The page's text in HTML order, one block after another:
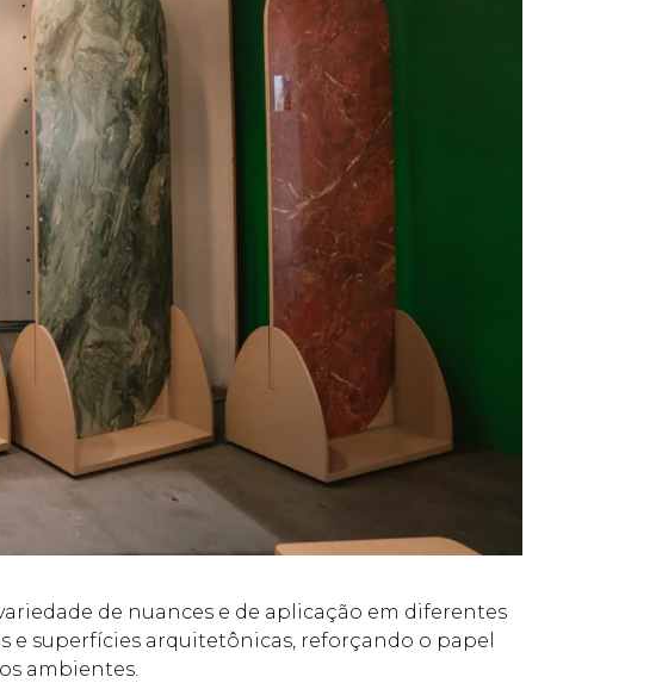
de nuances e de aplicação em diferentes
superfícies arquitetônicas, reforçando o papel
ambientes.